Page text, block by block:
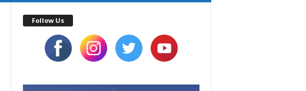
Follow Us